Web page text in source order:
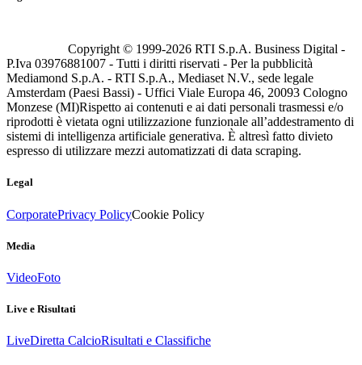
Copyright © 1999-2026 RTI S.p.A. Business Digital -
P.Iva 03976881007 - Tutti i diritti riservati - Per la pubblicità
Mediamond S.p.A. - RTI S.p.A., Mediaset N.V., sede legale
Amsterdam (Paesi Bassi) - Uffici Viale Europa 46, 20093 Cologno
Monzese (MI)Rispetto ai contenuti e ai dati personali trasmessi e/o
riprodotti è vietata ogni utilizzazione funzionale all’addestramento di
sistemi di intelligenza artificiale generativa. È altresì fatto divieto
espresso di utilizzare mezzi automatizzati di data scraping.
Legal
CorporatePrivacy PolicyCookie Policy
Media
VideoFoto
Live e Risultati
LiveDiretta CalcioRisultati e Classifiche